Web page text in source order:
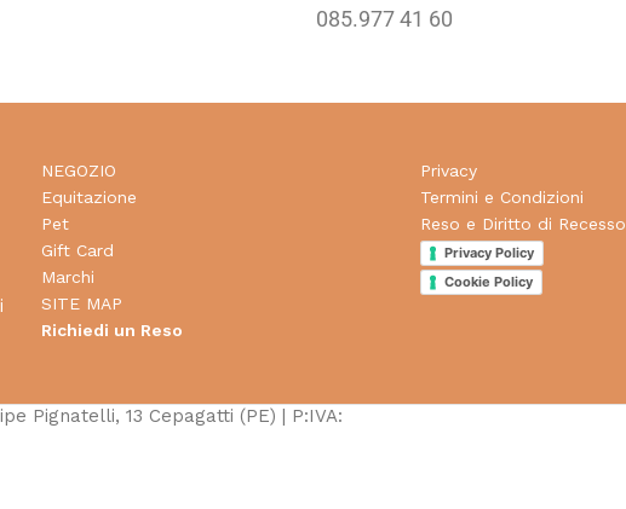
085.977 41 60
NEGOZIO
Equitazione
Pet
Gift Card
Marchi
SITE MAP
Richiedi un Reso
Privacy
Termini e Condizioni
Reso e Diritto di Recesso
Privacy Policy
Cookie Policy
Pignatelli, 13 Cepagatti (PE) | P:IVA: